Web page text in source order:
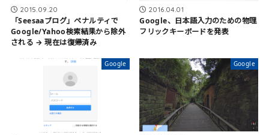
2015.09.20
「Seesaaブログ」ペナルティで
Google/Yahoo検索結果から除外
される → 現在は復帰済み
2016.04.01
Google、日本語入力のための物理
フリックキーボードを発表
Google Google